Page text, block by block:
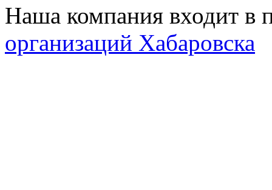
Наша компания входит в
организаций Хабаровска